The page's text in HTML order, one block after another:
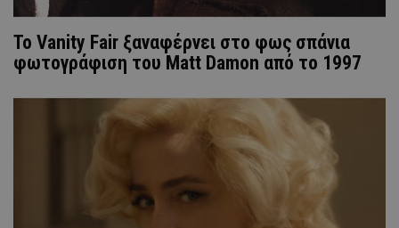
Το Vanity Fair ξαναφέρνει στο φως σπάνια
φωτογράφιση του Matt Damon από το 1997